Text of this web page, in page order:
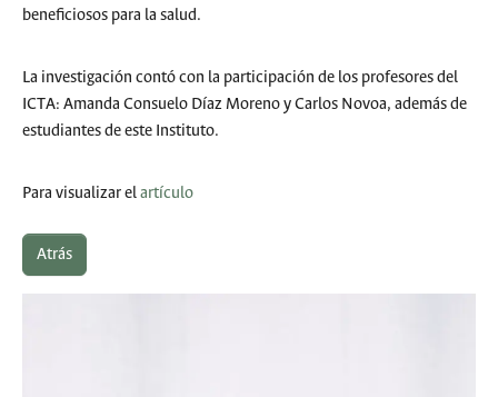
beneficiosos para la salud.
La investigación contó con la participación de los profesores del
ICTA: Amanda Consuelo Díaz Moreno y Carlos Novoa, además de
estudiantes de este Instituto.
Para visualizar elartículo
Atrás